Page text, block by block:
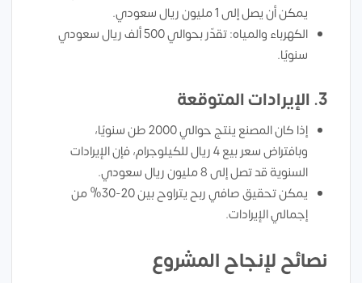
يمكن أن يصل إلى 1 مليون ريال سعودي.
الكهرباء والمياه: تقدّر بحوالي 500 ألف ريال سعودي
سنويًا.
3. الإيرادات المتوقعة
إذا كان المصنع ينتج حوالي 2000 طن سنويًا،
وبافتراض سعر بيع 4 ريال للكيلوجرام، فإن الإيرادات
السنوية قد تصل إلى 8 مليون ريال سعودي.
يمكن تحقيق صافي ربح يتراوح بين 20-30% من
إجمالي الإيرادات.
نصائح لإنجاح المشروع